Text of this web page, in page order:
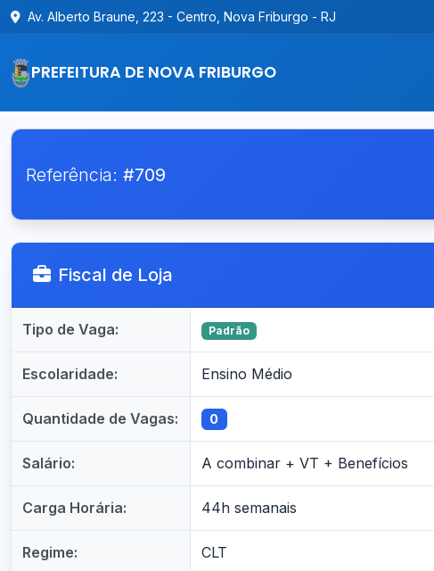
Av. Alberto Braune, 223 - Centro, Nova Friburgo - RJ
PREFEITURA DE NOVA FRIBURGO
Referência: #709
Fiscal de Loja
Tipo de Vaga: Padrão
Escolaridade: Ensino Médio
Quantidade de Vagas: 0
Salário: A combinar + VT + Benefícios
Carga Horária: 44h semanais
Regime: CLT